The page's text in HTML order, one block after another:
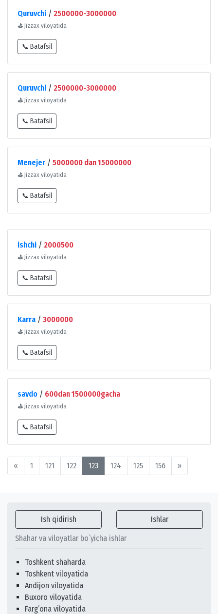
Quruvchi / 2500000-3000000
⛳ Jizzax viloyatida
📞 Batafsil
Quruvchi / 2500000-3000000
⛳ Jizzax viloyatida
📞 Batafsil
Menejer / 5000000 dan 15000000
⛳ Jizzax viloyatida
📞 Batafsil
ishchi / 2000500
⛳ Jizzax viloyatida
📞 Batafsil
Karra / 3000000
⛳ Jizzax viloyatida
📞 Batafsil
savdo / 600dan 1500000gacha
⛳ Jizzax viloyatida
📞 Batafsil
« 1 121 122 123 124 125 156 »
Ish qidirish Ishlar
Shahar va viloyatlar bo`yicha ishlar
Toshkent shaharda
Toshkent viloyatida
Andijon viloyatida
Buxoro viloyatida
Fargʻona viloyatida